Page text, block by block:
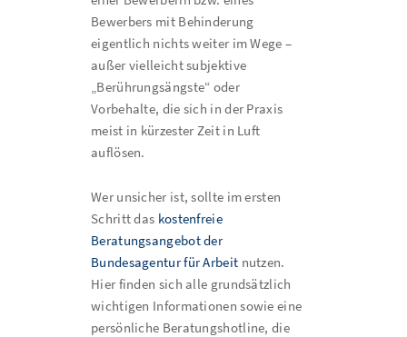
Bewerbers mit Behinderung
eigentlich nichts weiter im Wege –
außer vielleicht subjektive
„Berührungsängste“ oder
Vorbehalte, die sich in der Praxis
meist in kürzester Zeit in Luft
auflösen.
Wer unsicher ist, sollte im ersten
Schritt das kostenfreie
Beratungsangebot der
Bundesagentur für Arbeit nutzen.
Hier finden sich alle grundsätzlich
wichtigen Informationen sowie eine
persönliche Beratungshotline, die